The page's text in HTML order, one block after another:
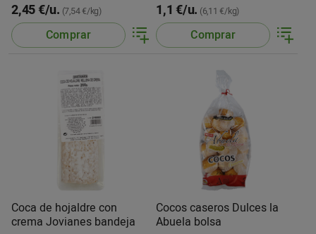
2,45 €/u. (7,54 €/kg)
Comprar
1,1 €/u. (6,11 €/kg)
Comprar
Coca de hojaldre con
crema Jovianes bandeja
Cocos caseros Dulces la
Abuela bolsa